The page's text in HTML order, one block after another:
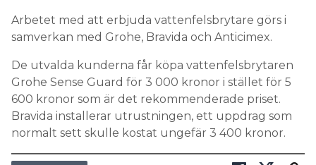
Arbetet med att erbjuda vattenfelsbrytare görs i
samverkan med Grohe, Bravida och Anticimex.
De utvalda kunderna får köpa vattenfelsbrytaren
Grohe Sense Guard för 3 000 kronor i stället för 5
600 kronor som är det rekommenderade priset.
Bravida installerar utrustningen, ett uppdrag som
normalt sett skulle kostat ungefär 3 400 kronor.